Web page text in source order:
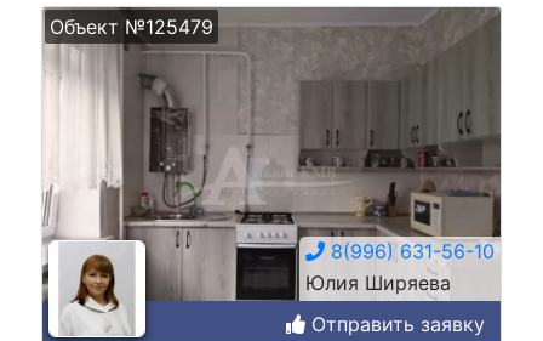
Объект №125479
8(996) 631-56-10
Юлия Ширяева
Отправить заявку